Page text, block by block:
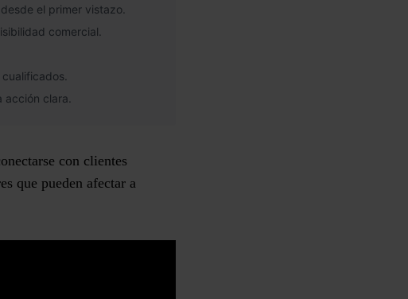
desde el primer vistazo.
comercial.
clara.
con clientes
que pueden afectar a